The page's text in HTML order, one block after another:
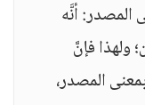
أنَّه
ولهذا فإنَّ
المصدر،